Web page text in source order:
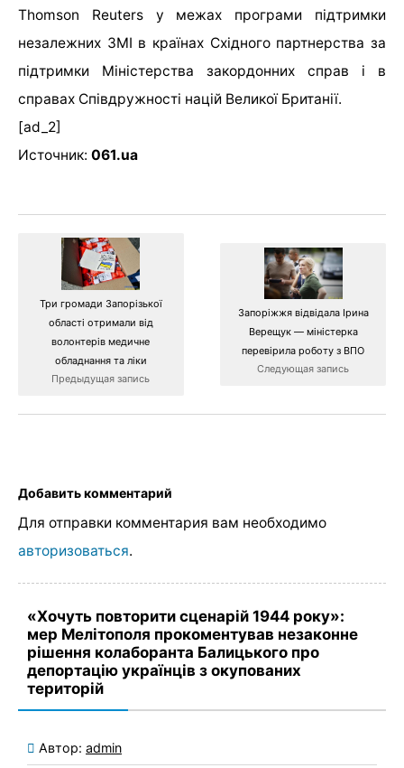
Thomson Reuters у межах програми підтримки
незалежних ЗМІ в країнах Східного партнерства за
підтримки Міністерства закордонних справ і в
справах Співдружності націй Великої Британії.
[ad_2]
Источник: 061.ua
Три громади Запорізької
області отримали від
волонтерів медичне
обладнання та ліки
Предыдущая запись
Запоріжжя відвідала Ірина
Верещук — міністерка
перевірила роботу з ВПО
Следующая запись
Добавить комментарий
Для отправки комментария вам необходимо
авторизоваться.
«Хочуть повторити сценарій 1944 року»:
мер Мелітополя прокоментував незаконне
рішення колаборанта Балицького про
депортацію українців з окупованих
територій
Автор: admin